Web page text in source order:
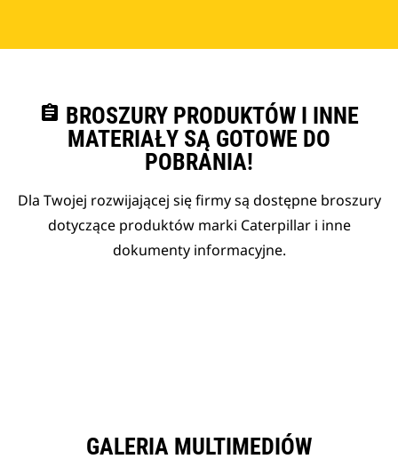
assignment BROSZURY PRODUKTÓW I INNE
MATERIAŁY SĄ GOTOWE DO
POBRANIA!
Dla Twojej rozwijającej się firmy są dostępne broszury
dotyczące produktów marki Caterpillar i inne
dokumenty informacyjne.
GALERIA MULTIMEDIÓW